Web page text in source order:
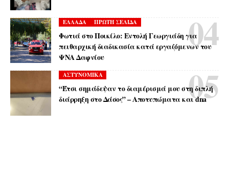
ΕΛΛΑΔΑ ΠΡΩΤΗ ΣΕΛΙΔΑ
Φωτιά στο Ποικίλο: Εντολή Γεωργιάδη για
πειθαρχική διαδικασία κατά εργαζόμενων του
ΨΝΑ Δαφνίου
ΑΣΤΥΝΟΜΙΚΑ
“Έτσι σημάδεψαν το διαμέρισμά μου στη διπλή
διάρρηξη στο Δάσος” – Αποτυπώματα και dna